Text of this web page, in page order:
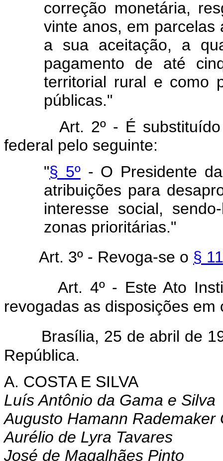
correção monetária,
vinte anos, em parcelas
a sua aceitação, a
pagamento de até
territorial rural e como
públicas."
Art. 2º - É
federal pelo seguinte:
"§ 5º- O Presidente
atribuições para
interesse social,
zonas prioritárias."
Art. 3º - Revoga-se o §
Art. 4º - Este Ato
revogadas as disposições em
Brasília, 25 de abril de
República.
A. COSTA E SILVA
Luís Antônio da Gama e Silva
Augusto Hamann Rademaker
Aurélio de Lyra Tavares
José de Magalhães Pinto